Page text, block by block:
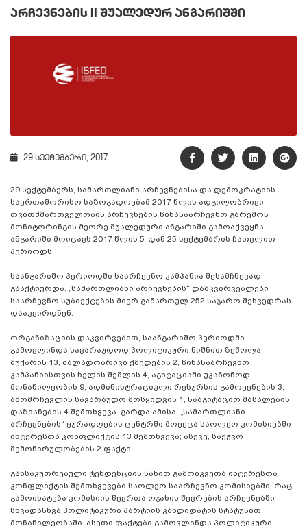
არჩევნების II შუალედურ ანგარიშში
29 სექტემბერი, 2017
29 სექტემბერს, სამართლიანი არჩევნებისა და დემოკრატიის
საერთაშორისო საზოგადოებამ 2017 წლის ადგილობრივი
თვითმმართველობის არჩევნების წინასაარჩევნო გარემოს
მონიტორინგის მეორე შუალედური ანგარიში გამოაქვეყნა.
ანგარიში მოიცავს 2017 წლის 5-დან 25 სექტემბრის ჩათვლით
პერიოდს.
საანგარიშო პერიოდში საარჩევნო კამპანია შესამჩნევად
გააქტიურდა. „სამართლიანი არჩევნების“ დამკვირვებლები
საარჩევნო სუბიექტების მიერ გამართულ 252 საჯარო შეხვედრას
დააკვირდნენ.
ორგანიზაციის დაკვირვებით, საანგარიშო პერიოდში
გამოვლინდა სავარაუდოდ პოლიტიკური ნიშნით ზეწოლა-
მუქარის 13, ძალადობრივი ქმედების 2, წინასაარჩევნო
კამპანიისთვის ხელის შეშლის 4, აგიტაციაში უკანონოდ
მონაწილეობის 9, ადმინისტრაციული რესურსის გამოყენების 3;
ამომრჩევლის სავარაუდო მოსყიდვის 1, სააგიტაციო მასალების
დაზიანების 4 შემთხვევა. გარდა ამისა, „სამართლიანი
არჩევნების“ ყურადღების ცენტრში მოექცა საოლქო კომისიებში
ინტერესთა კონფლიქტის 13 შემთხვევა; ასევე, საეჭვო
შემოწირულობების 2 ფაქტი.
განსაკუთრებული ტენდენციის სახით გამოიკვეთა ინტერესთა
კონფლიქტის შემთხვევები საოლქო საარჩევნო კომისიებში, რაც
გამოიხატება კომისიის წევრთა ოჯახის წევრების არჩევნებში
სხვადასხვა პოლიტიკური პარტიის კანდიდატის სტატუსით
მონაწილეობაში. ასეთი ფაქტები გამოვლინდა პოლიტიკური